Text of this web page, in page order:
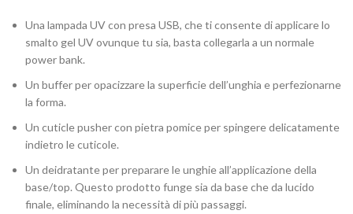
Una lampada UV con presa USB, che ti consente di applicare lo
smalto gel UV ovunque tu sia, basta collegarla a un normale
power bank.
Un buffer per opacizzare la superficie dell’unghia e perfezionarne
la forma.
Un cuticle pusher con pietra pomice per spingere delicatamente
indietro le cuticole.
Un deidratante per preparare le unghie all’applicazione della
base/top. Questo prodotto funge sia da base che da lucido
finale, eliminando la necessità di più passaggi.